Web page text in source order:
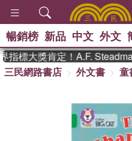
熱
史
登
偉
暢銷榜 新品 中文 外文
標大獎肯定！A.F.
三民網路書店
外文書 童